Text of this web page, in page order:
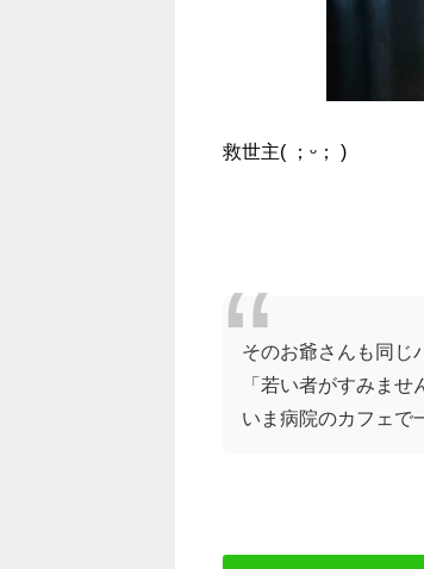
救世主( ；ᵕ； )
そのお爺さんも同じ
「若い者がすみま
いま病院のカフェで